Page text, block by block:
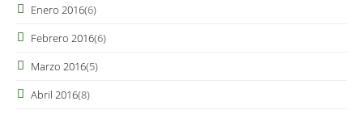
Enero 2016(6)
Febrero 2016(6)
Marzo 2016(5)
Abril 2016(8)